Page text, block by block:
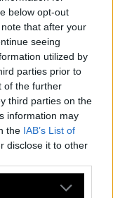
below opt-out
that after your
seeing
utilized by
parties prior to
of the further
third parties on the
information may
the IAB’s List of
disclose it to other